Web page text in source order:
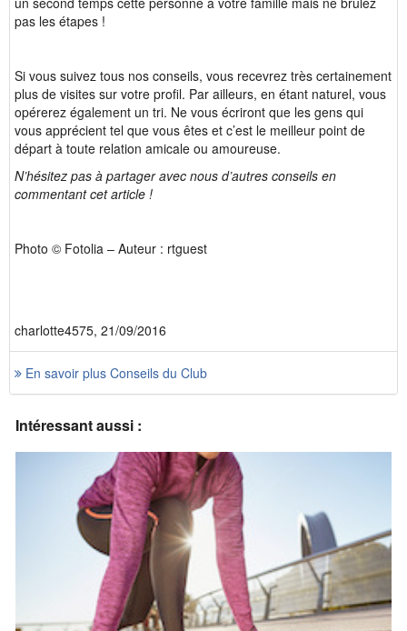
pas les étapes !
Si vous suivez tous nos conseils, vous recevrez très certainement
plus de visites sur votre profil. Par ailleurs, en étant naturel, vous
opérerez également un tri. Ne vous écriront que les gens qui
vous apprécient tel que vous êtes et c’est le meilleur point de
départ à toute relation amicale ou amoureuse.
N’hésitez pas à partager avec nous d’autres conseils en
commentant cet article !
Photo © Fotolia – Auteur : rtguest
charlotte4575, 21/09/2016
En savoir plus Conseils du Club
Intéressant aussi :